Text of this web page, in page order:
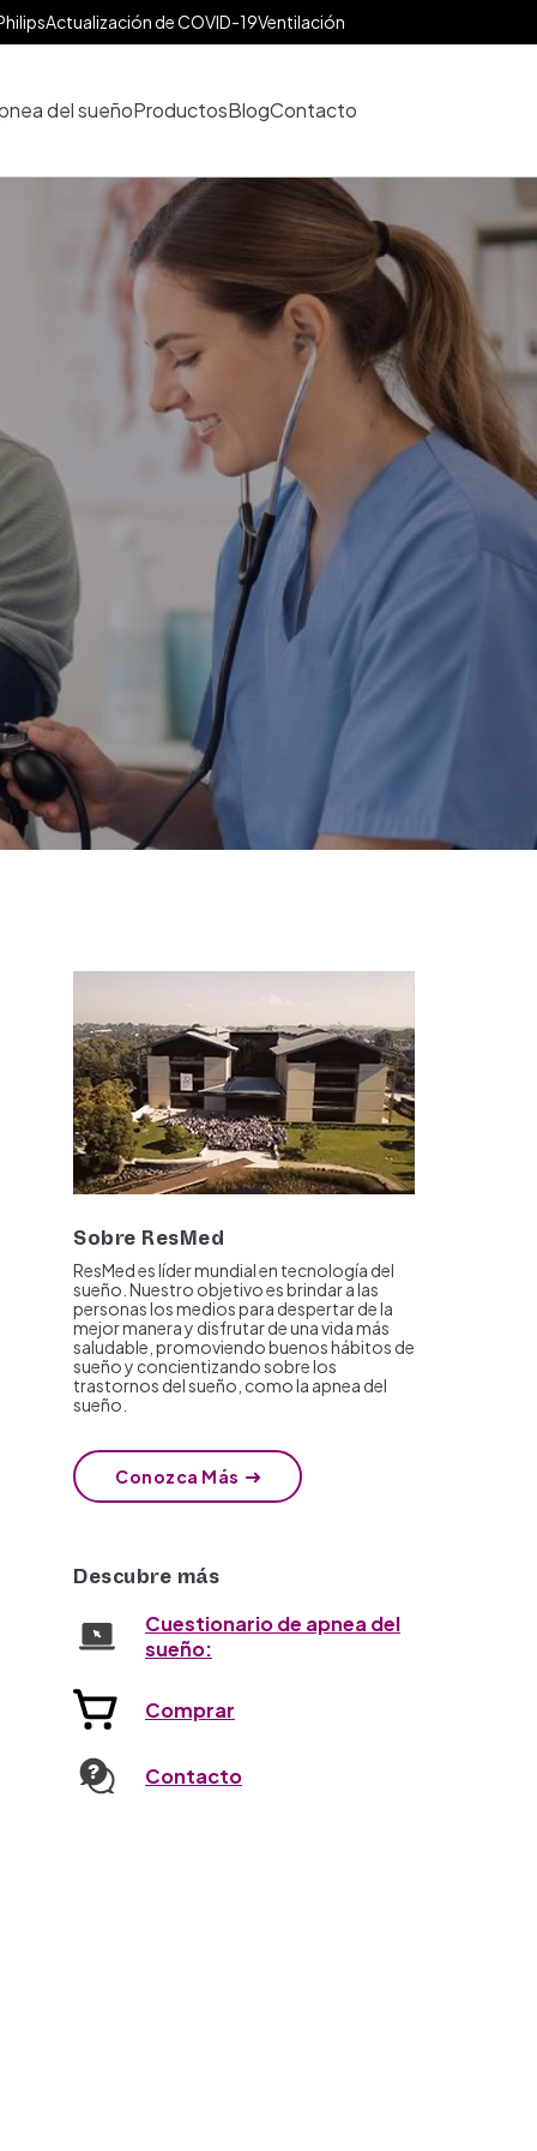
Actualización de COVID-19Ventilación
del sueñoProductosBlogContacto
Sobre ResMed
ResMed es líder mundial en tecnología del
sueño. Nuestro objetivo es brindar a las
personas los medios para despertar de la
mejor manera y disfrutar de una vida más
saludable, promoviendo buenos hábitos de
sueño y concientizando sobre los
trastornos del sueño, como la apnea del
sueño.
Conozca Más
Descubre más
Cuestionario de apnea del
sueño:
Comprar
Contacto